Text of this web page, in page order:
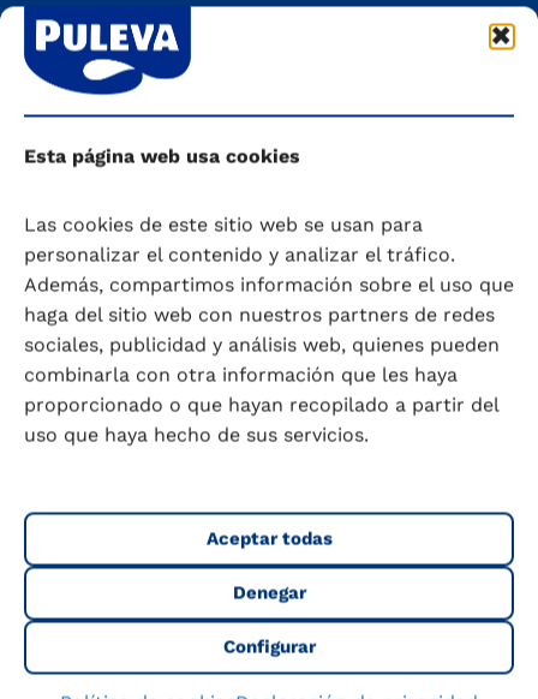
Esta página web usa cookies
Las cookies de este sitio web se usan para
personalizar el contenido y analizar el tráfico.
Además, compartimos información sobre el uso que
haga del sitio web con nuestros partners de redes
sociales, publicidad y análisis web, quienes pueden
combinarla con otra información que les haya
proporcionado o que hayan recopilado a partir del
uso que haya hecho de sus servicios.
Aceptar todas
Denegar
Configurar
Descubre cómo Puleva forma
parte de tu día
Preguntas frecuentes
¿Por qué ahora Puleva Omega 3
lleva Proessentia?